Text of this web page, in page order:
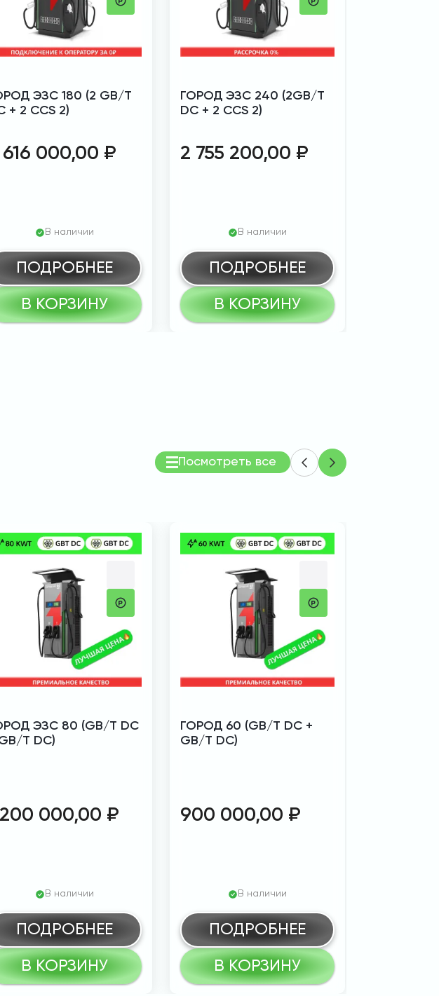
ЭЗС 180 (2 GB/T
+ 2 CCS 2)
616 000,00 ₽
В наличии
ПОДРОБНЕЕ
В КОРЗИНУ
ГОРОД ЭЗС 240 (2GB/T
DC + 2 CCS 2)
2 755 200,00 ₽
В наличии
ПОДРОБНЕЕ
В КОРЗИНУ
Посмотреть все
ЭЗС 80 (GB/T DC
T DC)
000,00 ₽
В наличии
ПОДРОБНЕЕ
В КОРЗИНУ
ГОРОД 60 (GB/T DC +
GB/T DC)
900 000,00 ₽
В наличии
ПОДРОБНЕЕ
В КОРЗИНУ